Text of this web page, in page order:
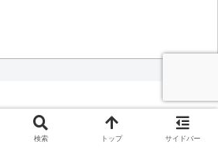
だ、在るべきところに還る.
検索 トップ サイドバー